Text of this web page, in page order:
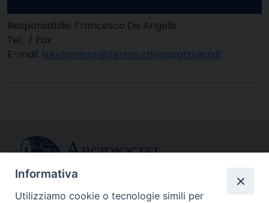
Responsabile: Francesco De Angelis
Tel. / Fax
E-mail: tutelaminori@fermo.chiesacattolica.it
Informativa
Utilizziamo cookie o tecnologie simili per